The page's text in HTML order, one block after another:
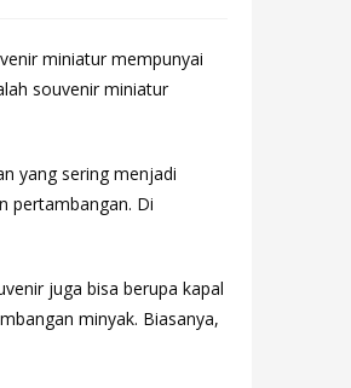
miniatur mempunyai
souvenir miniatur
yang sering menjadi
pertambangan. Di
juga bisa berupa kapal
minyak. Biasanya,